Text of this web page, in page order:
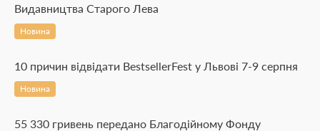
Видавництва Старого Лева
Новина
10 причин відвідати BestsellerFest у Львові 7-9 серпня
Новина
55 330 гривень передано Благодійному Фонду